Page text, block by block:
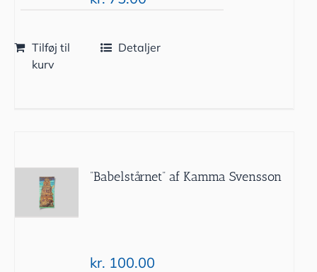
Tilføj til
kurv
Detaljer
”Babelstårnet” af Kamma Svensson
kr. 100.00